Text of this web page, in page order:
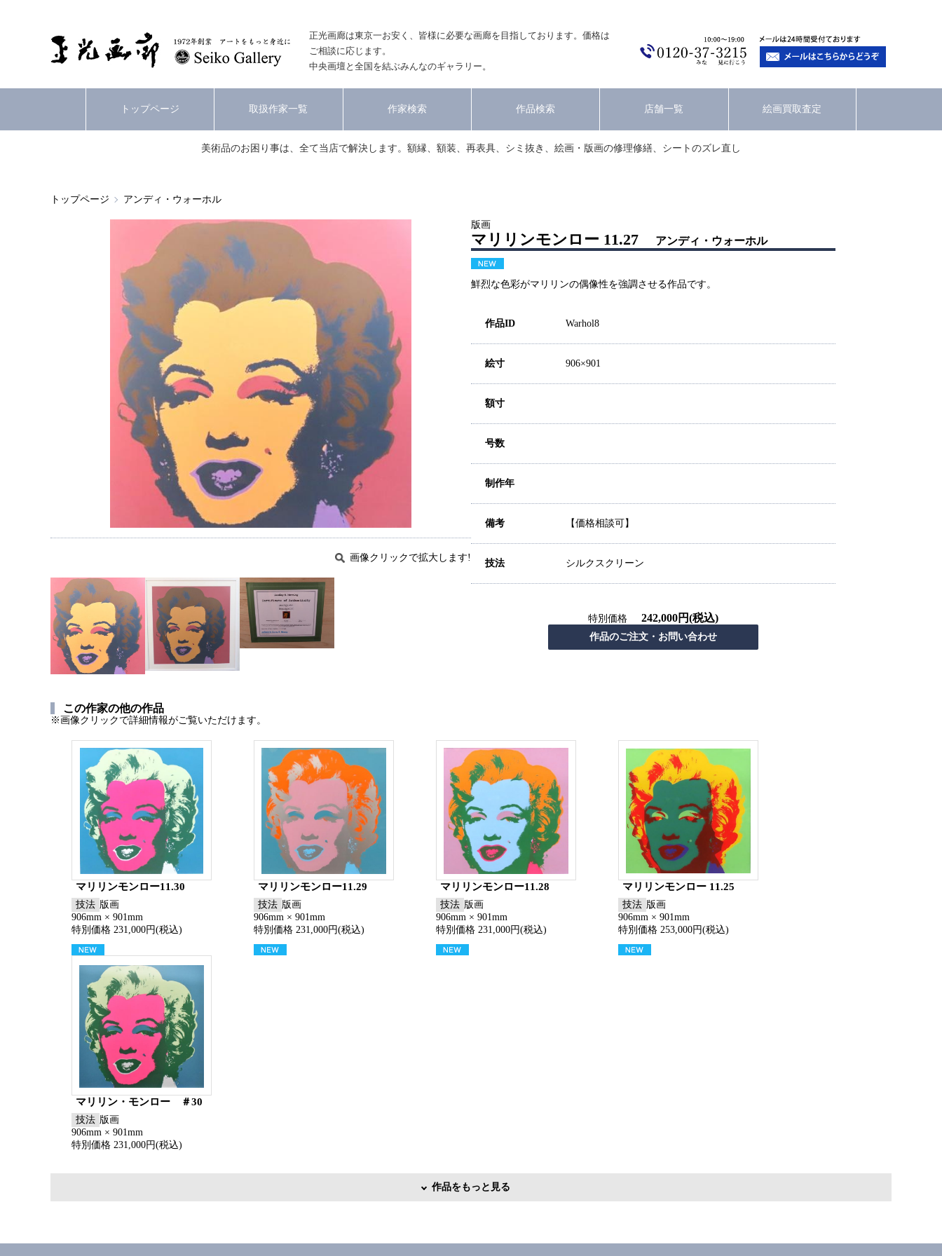
正光画廊は東京一お安く、皆様に必要な画廊を目指しております。価格は
ご相談に応じます。
中央画壇と全国を結ぶみんなのギャラリー。
トップページ 取扱作家一覧 作家検索 作品検索 店舗一覧 絵画買取査定
美術品のお困り事は、全て当店で解決します。額縁、額装、再表具、シミ抜き、絵画・版画の修理修繕、シートのズレ直し
トップページ アンディ・ウォーホル
画像クリックで拡大します!
版画
マリリンモンロー 11.27 アンディ・ウォーホル
鮮烈な色彩がマリリンの偶像性を強調させる作品です。
作品ID Warhol8
絵寸 906×901
額寸
号数
制作年
備考 【価格相談可】
技法 シルクスクリーン
特別価格 242,000円(税込)
この作家の他の作品
※画像クリックで詳細情報がご覧いただけます。
マリリンモンロー11.30
技法 版画
906mm × 901mm
特別価格 231,000円(税込)
マリリンモンロー11.29
技法 版画
906mm × 901mm
特別価格 231,000円(税込)
マリリンモンロー11.28
技法 版画
906mm × 901mm
特別価格 231,000円(税込)
マリリンモンロー 11.25
技法 版画
906mm × 901mm
特別価格 253,000円(税込)
マリリン・モンロー ＃30
技法 版画
906mm × 901mm
特別価格 231,000円(税込)
作品をもっと見る